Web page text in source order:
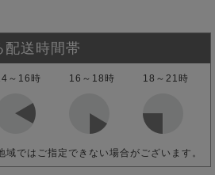
配送時間帯
～16時 16～18時 18～21時
ではご指定できない場合がございます。